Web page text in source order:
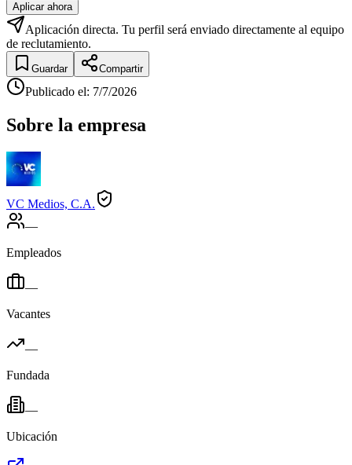
Aplicar ahora
Aplicación directa. Tu perfil será enviado directamente al equipo
de reclutamiento.
Guardar Compartir
Publicado el: 7/7/2026
Sobre la empresa
VC Medios, C.A.
—
Empleados
—
Vacantes
—
Fundada
—
Ubicación